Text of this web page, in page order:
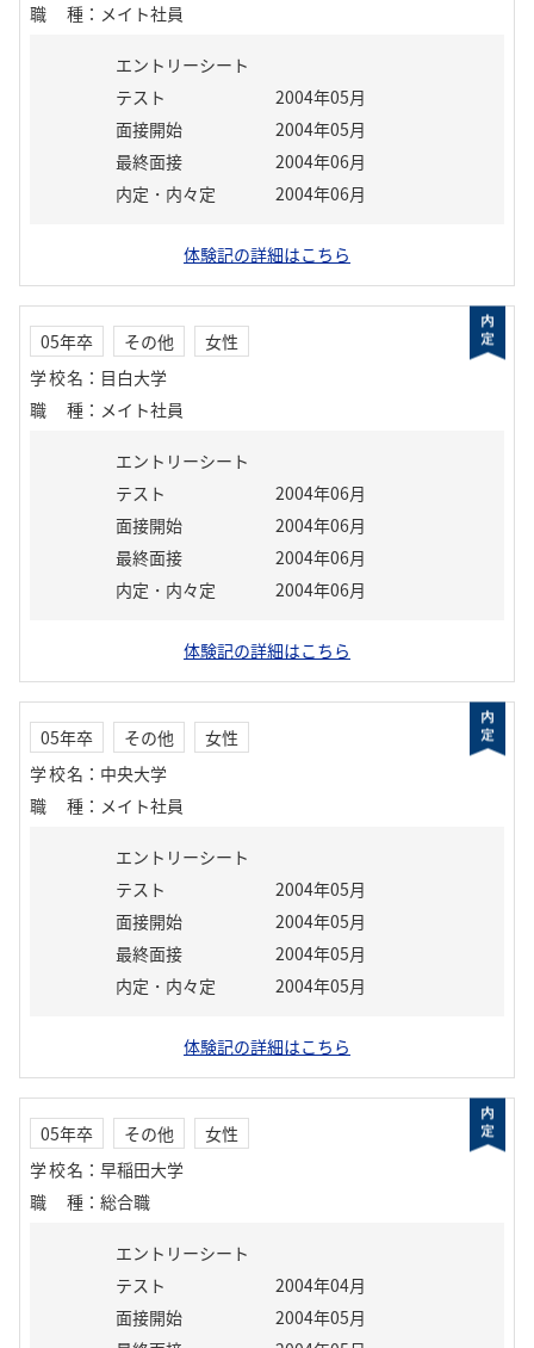
職種 ： メイト社員
エントリーシート
テスト
2004年05月
面接開始
2004年05月
最終面接
2004年06月
内定・内々定
2004年06月
体験記の詳細はこちら
05年卒 その他
女性
学校名 ： 目白大学
職種 ： メイト社員
エントリーシート
テスト
2004年06月
面接開始
2004年06月
最終面接
2004年06月
内定・内々定
2004年06月
体験記の詳細はこちら
05年卒 その他
女性
学校名 ： 中央大学
職種 ： メイト社員
エントリーシート
テスト
2004年05月
面接開始
2004年05月
最終面接
2004年05月
内定・内々定
2004年05月
体験記の詳細はこちら
05年卒 その他
女性
学校名 ： 早稲田大学
職種 ： 総合職
エントリーシート
テスト
2004年04月
面接開始
2004年05月